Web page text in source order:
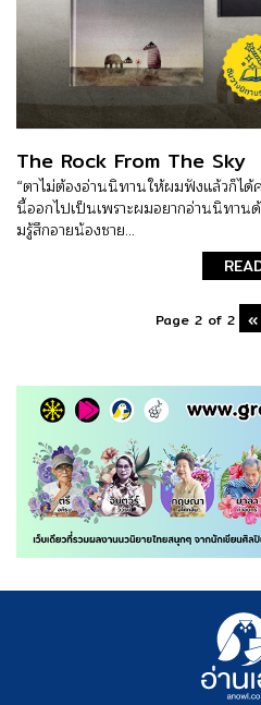
The Rock From The Sky
“ตาไม่ต้องอ่านนิทานให้ผมฟังแล้วก็ได้
นี้ออกไปเป็นเพราะผมอยากอ่านนิทานด้
มรู้สึกอายน้องชาย...
Page 2 of 2 «